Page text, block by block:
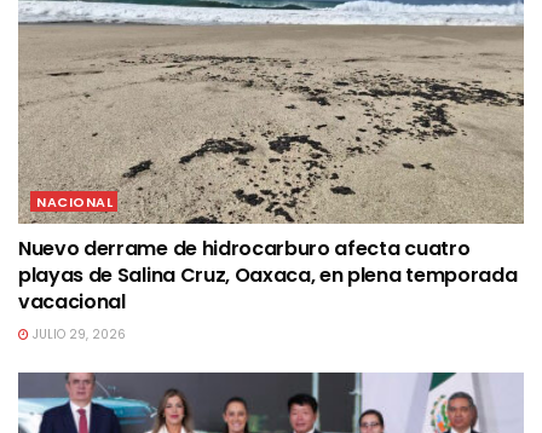
NACIONAL
Nuevo derrame de hidrocarburo afecta cuatro
playas de Salina Cruz, Oaxaca, en plena temporada
vacacional
JULIO 29, 2026